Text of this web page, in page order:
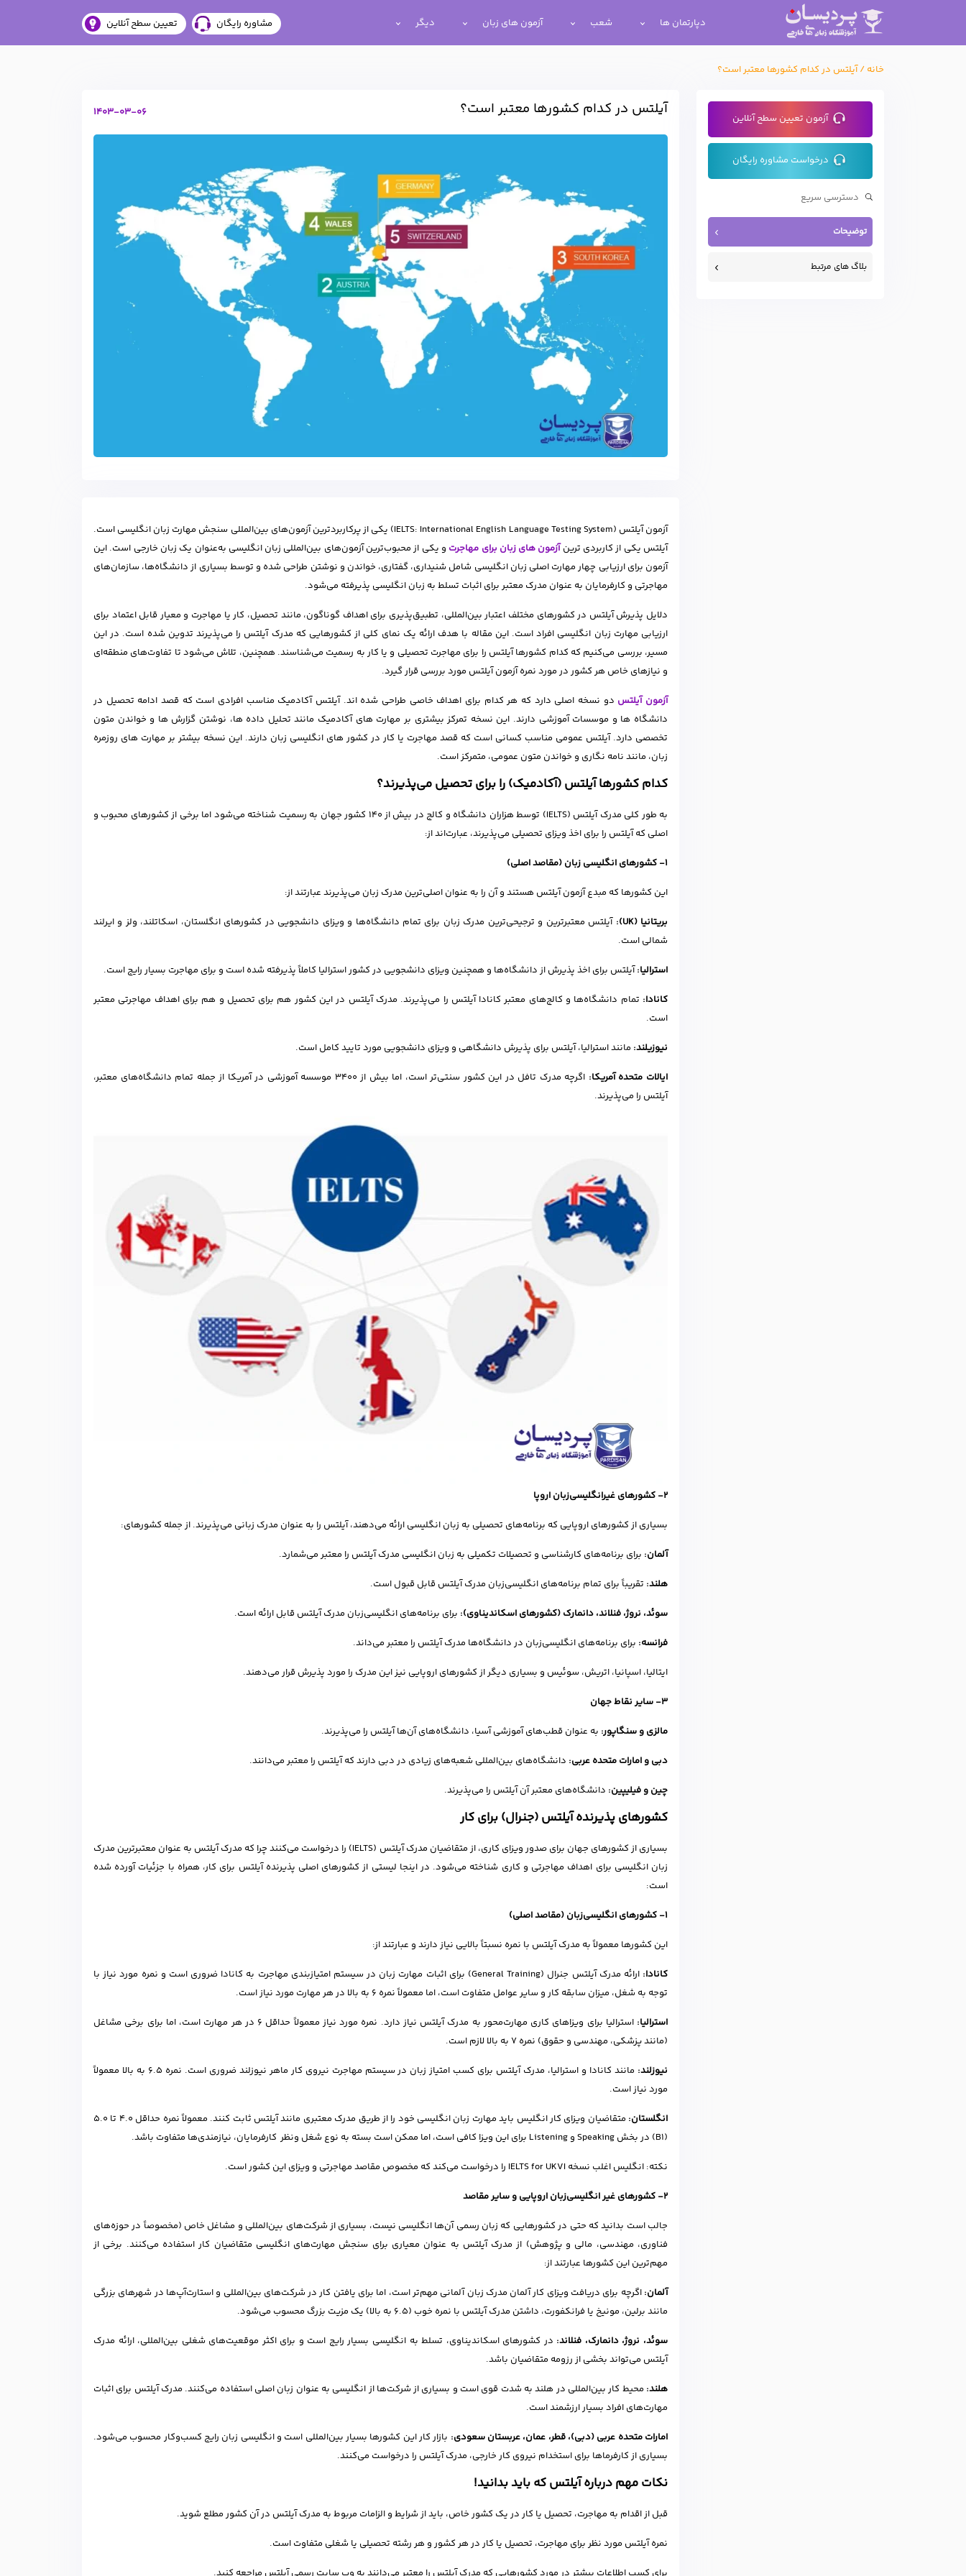
دپارتمان ها شعب آزمون های زبان دیگر مشاوره رایگان تعیین سطح آنلاین
خانه /آیلتس در کدام کشورها معتبر است؟
آیلتس در کدام کشورها معتبر است؟ 1403-03-06
آزمون آیلتس (IELTS: International English Language Testing System) یکی از پرکاربردترین آزمون‌های بین‌المللی سنجش مهارت زبان انگلیسی است.
آیلتس یکی از کاربردی ترینآزمون های زبان برای مهاجرت و یکی از محبوب‌ترین آزمون‌های بین‌المللی زبان انگلیسی به‌عنوان یک زبان خارجی است. این
آزمون برای ارزیابی چهار مهارت اصلی زبان انگلیسی شامل شنیداری، گفتاری، خواندن و نوشتن طراحی شده و توسط بسیاری از دانشگاه‌ها، سازمان‌های
مهاجرتی و کارفرمایان به عنوان مدرک معتبر برای اثبات تسلط به زبان انگلیسی پذیرفته می‌شود.
دلایل پذیرش آیلتس در کشورهای مختلف اعتبار بین‌المللی، تطبیق‌پذیری برای اهداف گوناگون، مانند تحصیل، کار یا مهاجرت و معیار قابل اعتماد برای
ارزیابی مهارت زبان انگلیسی افراد است. این مقاله با هدف ارائه یک نمای کلی از کشورهایی که مدرک آیلتس را می‌پذیرند تدوین شده است. در این
مسیر، بررسی می‌کنیم که کدام کشورها آیلتس را برای مهاجرت تحصیلی و یا کار به رسمیت می‌شناسند. همچنین، تلاش می‌شود تا تفاوت‌های منطقه‌ای
و نیازهای خاص هر کشور در مورد نمره آزمون آیلتس مورد بررسی قرار گیرد.
آزمون آیلتس دو نسخه اصلی دارد که هر کدام برای اهداف خاصی طراحی شده اند. آیلتس آکادمیک مناسب افرادی است که قصد ادامه تحصیل در
دانشگاه ها و موسسات آموزشی دارند. این نسخه تمرکز بیشتری بر مهارت های آکادمیک مانند تحلیل داده ها، نوشتن گزارش ها و خواندن متون
تخصصی دارد. آیلتس عمومی مناسب کسانی است که قصد مهاجرت یا کار در کشور های انگلیسی زبان دارند. این نسخه بیشتر بر مهارت های روزمره
زبان، مانند نامه نگاری و خواندن متون عمومی، متمرکز است.
کدام کشورها آیلتس (آکادمیک) را برای تحصیل می‌پذیرند؟
به طور کلی مدرک آیلتس (IELTS) توسط هزاران دانشگاه و کالج در بیش از ۱۴۰ کشور جهان به رسمیت شناخته می‌شود اما برخی از کشورهای محبوب و
اصلی که آیلتس را برای اخذ ویزای تحصیلی می‌پذیرند، عبارت‌اند از:
1- کشورهای انگلیسی‌ زبان (مقاصد اصلی)
این کشورها که مبدع آزمون آیلتس هستند و آن را به عنوان اصلی‌ترین مدرک زبان می‌پذیرند عبارتند از:
بریتانیا (UK
): آیلتس معتبرترین و ترجیحی‌ترین مدرک زبان برای تمام دانشگاه‌ها و ویزای دانشجویی در کشورهای انگلستان، اسکاتلند، ولز و ایرلند
شمالی است.
استرالیا:آیلتس برای اخذ پذیرش از دانشگاه‌ها و همچنین ویزای دانشجویی در کشور استرالیا کاملاً پذیرفته شده است و برای مهاجرت بسیار رایج است.
کانادا: تمام دانشگاه‌ها و کالج‌های معتبر کانادا آیلتس را می‌پذیرند. مدرک آیلتس در این کشور هم برای تحصیل و هم برای اهداف مهاجرتی معتبر
است.
نیوزیلند: مانند استرالیا، آیلتس برای پذیرش دانشگاهی و ویزای دانشجویی مورد تایید کامل است.
ایالات متحده آمریکا:
اگرچه مدرک تافل در این کشور سنتی‌تر است، اما بیش از ۳۴۰۰ موسسه آموزشی در آمریکا از جمله تمام دانشگاه‌های معتبر،
آیلتس را می‌پذیرند.
2- کشورهای غیرانگلیسی‌زبان اروپا
بسیاری از کشورهای اروپایی که برنامه‌های تحصیلی به زبان انگلیسی ارائه می‌دهند، آیلتس را به عنوان مدرک زبانی می‌پذیرند. از جمله کشورهای:
آلمان: برای برنامه‌های کارشناسی و تحصیلات تکمیلی به زبان انگلیسی مدرک آیلتس را معتبر می‌شمارد.
هلند: تقریباً برای تمام برنامه‌های انگلیسی‌زبان مدرک آیلتس قابل قبول است.
سوئد، نروژ، فنلاند، دانمارک (کشورهای اسکاندیناوی): برای برنامه‌های انگلیسی‌زبان مدرک آیلتس قابل ارائه است.
فرانسه: برای برنامه‌های انگلیسی‌زبان در دانشگاه‌ها مدرک آیلتس را معتبر می‌داند.
ایتالیا، اسپانیا، اتریش، سوئیس و بسیاری دیگر از کشورهای اروپایی نیز این مدرک را مورد پذیرش قرار می‌دهند.
3- سایر نقاط جهان
مالزی و سنگاپور: به عنوان قطب‌های آموزشی آسیا، دانشگاه‌های آن‌ها آیلتس را می‌پذیرند.
دبی و امارات متحده عربی: دانشگاه‌های بین‌المللی شعبه‌های زیادی در دبی دارند که آیلتس را معتبر می‌دانند.
چین و فیلیپین: دانشگاه‌های معتبر آن آیلتس را می‌پذیرند.
کشورهای پذیرنده آیلتس (جنرال) برای کار
بسیاری از کشورهای جهان برای صدور ویزای کاری، از متقاضیان مدرک آیلتس (IELTS) را درخواست می‌کنند چرا که مدرک آیلتس به عنوان معتبرترین مدرک
زبان انگلیسی برای اهداف مهاجرتی و کاری شناخته می‌شود. در اینجا لیستی از کشورهای اصلی پذیرنده آیلتس برای کار، همراه با جزئیات آورده شده
است:
1- کشورهای انگلیسی‌زبان (مقاصد اصلی)
این کشورها معمولاً به مدرک آیلتس با نمره نسبتاً بالایی نیاز دارند و عبارتند از:
کانادا:
ارائه مدرک آیلتس جنرال (General Training) برای اثبات مهارت زبان در سیستم امتیازبندی مهاجرت به کانادا ضروری است و نمره مورد نیاز با
توجه به شغل، میزان سابقه کار و سایر عوامل متفاوت است، اما معمولاً نمره ۶ به بالا در هر مهارت مورد نیاز است.
استرالیا:
استرالیا برای ویزاهای کاری مهارت‌محور به مدرک آیلتس نیاز دارد. نمره مورد نیاز معمولاً حداقل ۶ در هر مهارت است، اما برای برخی مشاغل
(مانند پزشکی، مهندسی و حقوق) نمره ۷ به بالا لازم است.
نیوزلند:
مانند کانادا و استرالیا، مدرک آیلتس برای کسب امتیاز زبان در سیستم مهاجرت نیروی کار ماهر نیوزلند ضروری است. نمره ۶.۵ به بالا معمولاً
مورد نیاز است.
انگلستان:
متقاضیان ویزای کار انگلیس باید مهارت زبان انگلیسی خود را از طریق مدرک معتبری مانند آیلتس ثابت کنند. معمولاً نمره حداقل ۴.۰ تا ۵.۰
(B1) در بخش Speaking و Listening برای این ویزا کافی است، اما ممکن است بسته به نوع شغل ونظر کارفرمایان، نیازمندی‌ها متفاوت باشد.
نکته: انگلیس اغلب نسخه IELTS for UKVI را درخواست می‌کند که مخصوص مقاصد مهاجرتی و ویزای این کشور است.
2- کشورهای غیر انگلیسی‌زبان اروپایی و سایر مقاصد
جالب است بدانید که حتی در کشورهایی که زبان رسمی آن‌ها انگلیسی نیست، بسیاری از شرکت‌های بین‌المللی و مشاغل خاص (مخصوصاً در حوزه‌های
فناوری، مهندسی، مالی و پژوهش) از مدرک آیلتس به عنوان معیاری برای سنجش مهارت‌های انگلیسی متقاضیان کار استفاده می‌کنند. برخی از
مهم‌ترین این کشورها عبارتند از:
آلمان: اگرچه برای دریافت ویزای کار آلمان مدرک زبان آلمانی مهم‌تر است، اما برای یافتن کار در شرکت‌های بین‌المللی و استارت‌آپ‌ها در شهرهای بزرگی
مانند برلین، مونیخ یا فرانکفورت، داشتن مدرک آیلتس با نمره خوب (۶.۵ به بالا) یک مزیت بزرگ محسوب می‌شود.
سوئد، نروژ، دانمارک، فنلاند: در کشورهای اسکاندیناوی، تسلط به انگلیسی بسیار رایج است و برای اکثر موقعیت‌های شغلی بین‌المللی، ارائه مدرک
آیلتس می‌تواند بخشی از رزومه متقاضیان باشد.
هلند: محیط کار بین‌المللی در هلند به شدت قوی است و بسیاری از شرکت‌ها از انگلیسی به عنوان زبان اصلی استفاده می‌کنند. مدرک آیلتس برای اثبات
مهارت‌های افراد بسیار ارزشمند است.
امارات متحده عربی (دبی)، قطر، عمان، عربستان سعودی: بازار کار این کشورها بسیار بین‌المللی است و انگلیسی زبان رایج کسب‌وکار محسوب می‌شود.
بسیاری از کارفرماها برای استخدام نیروی کار خارجی، مدرک آیلتس را درخواست می‌کنند.
نکات مهم درباره آیلتس که باید بدانید!
قبل از اقدام به مهاجرت، تحصیل یا کار در یک کشور خاص، باید از شرایط و الزامات مربوط به مدرک آیلتس در آن کشور مطلع شوید.
نمره آیلتس مورد نظر برای مهاجرت، تحصیل یا کار در هر کشور و هر رشته تحصیلی یا شغلی متفاوت است.
آزمون تعیین سطح آنلاین
درخواست مشاوره رایگان
توضیحات
بلاگ های مرتبط